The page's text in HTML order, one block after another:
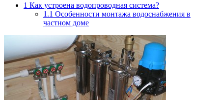
1 Как устроена водопроводная система?
1.1 Особенности монтажа водоснабжения в
частном доме